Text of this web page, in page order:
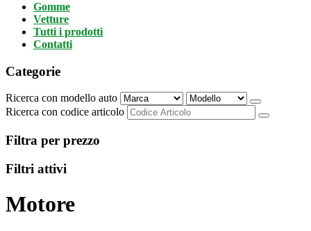
Gomme
Vetture
Tutti i prodotti
Contatti
Categorie
Ricerca con modello auto
Ricerca con codice articolo
Filtra per prezzo
Filtri attivi
Motore